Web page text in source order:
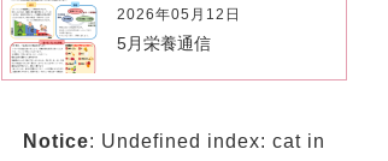
2026年05月12日
5月栄養通信
Notice: Undefined index: cat in